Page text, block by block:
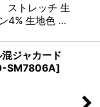
ストレッチ 生
4% 生地色 …
ジャカード
SM7806A]